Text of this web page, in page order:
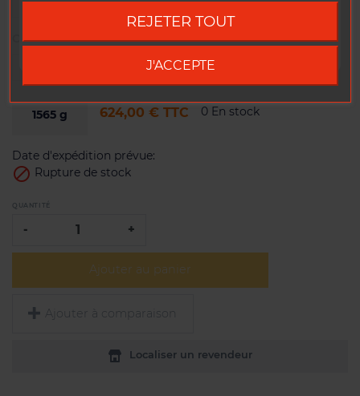
Go to DUKE US site
CORPS DE ROUE LIBRE
1565 g 624,00 € TTC 0 En stock
Date d'expédition prévue:
 Rupture de stock
QUANTITÉ
- +
Ajouter au panier
Ajouter à comparaison
Localiser un revendeur
REJETER TOUT
J'ACCEPTE